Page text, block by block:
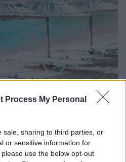
Process My Personal
sale, sharing to third parties, or
or sensitive information for
use the below opt-out
το πρόγραμμα